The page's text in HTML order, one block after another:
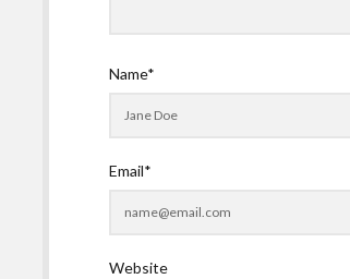
Name*
Email*
Website